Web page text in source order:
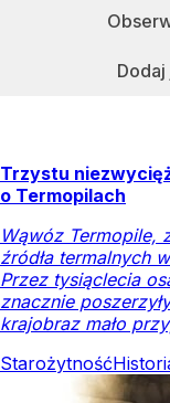
Dodaj
Trzystu
o Termopilach
Wąwóz Termopile,
źródła termalnych
Przez tysiąclecia
znacznie
krajobraz mało
Starożytność